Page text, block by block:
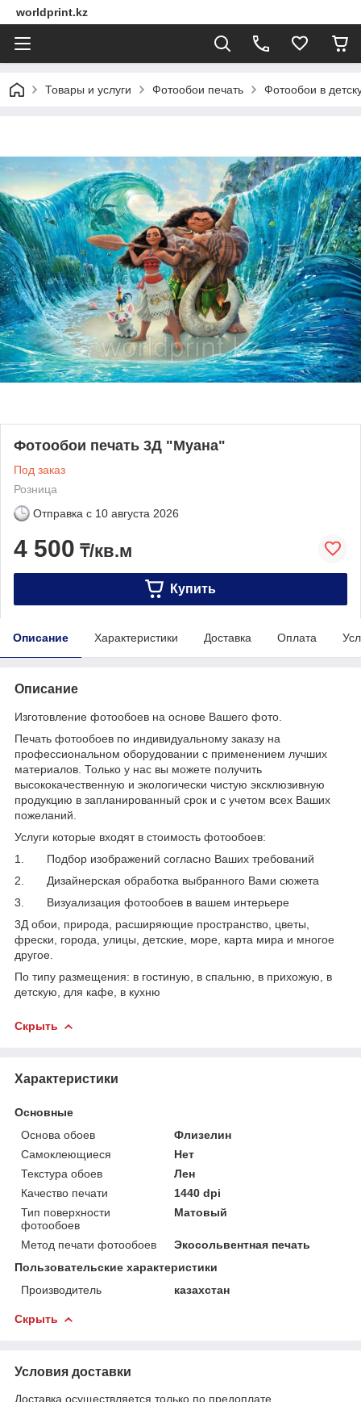
worldprint.kz
Товары и услуги Фотообои печать Фотообои в
Фотообои печать 3Д "Муана"
Под заказ
Розница
Отправка с 10 августа 2026
4 500 ₸/кв.м
Купить
Описание Характеристики Доставка Оплата
Описание
Изготовление фотообоев на основе Вашего фото.
Печать фотообоев по индивидуальному заказу на
профессиональном оборудовании с применением лучших
материалов. Только у нас вы можете получить
высококачественную и экологически чистую эксклюзивную
продукцию в запланированный срок и с учетом всех Ваших
пожеланий.
Услуги которые входят в стоимость фотообоев:
1. Подбор изображений согласно Ваших требований
2. Дизайнерская обработка выбранного Вами сюжета
3. Визуализация фотообоев в вашем интерьере
3Д обои, природа, расширяющие пространство, цветы,
фрески, города, улицы, детские, море, карта мира и многое
другое.
По типу размещения: в гостиную, в спальню, в прихожую, в
детскую, для кафе, в кухню
Скрыть
Характеристики
Основные
Основа обоев
Флизелин
Самоклеющиеся
Нет
Текстура обоев
Лен
Качество печати
1440 dpi
Тип поверхности
фотообоев
Матовый
Метод печати фотообоев
Экосольвентная печать
Пользовательские характеристики
Производитель
казахстан
Скрыть
Условия доставки
Доставка осуществляется только по предоплате.